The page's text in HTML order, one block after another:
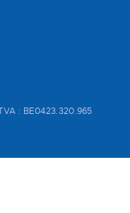
: BE0423.320.965